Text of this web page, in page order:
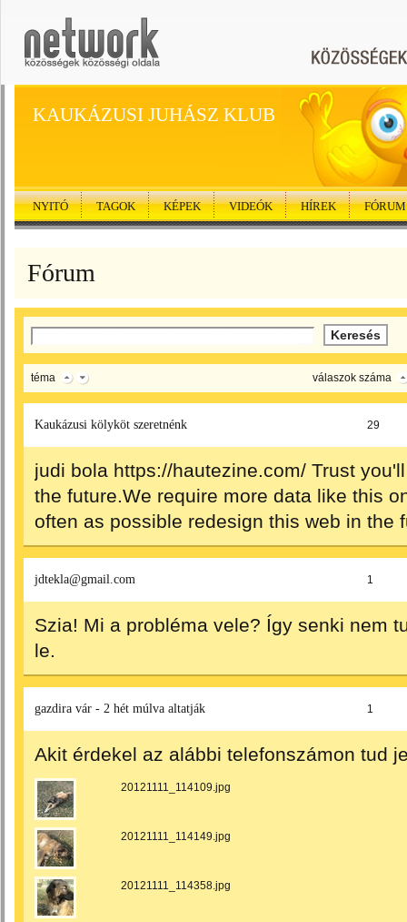
KAUKÁZUSI JUHÁSZ KLUB
NYITÓ TAGOK KÉPEK VIDEÓK HÍREK FÓRUM
Fórum
téma válaszok száma
Kaukázusi kölyköt szeretnénk 29
judi bola https://hautezine.com/ Trust
the future.We require more data like this
often as possible redesign this web in the
jdtekla@gmail.com 1
Szia! Mi a probléma vele? Így senki nem
le.
gazdira vár - 2 hét múlva altatják 1
Akit érdekel az alábbi telefonszámon tud
20121111_114109.jpg
20121111_114149.jpg
20121111_114358.jpg